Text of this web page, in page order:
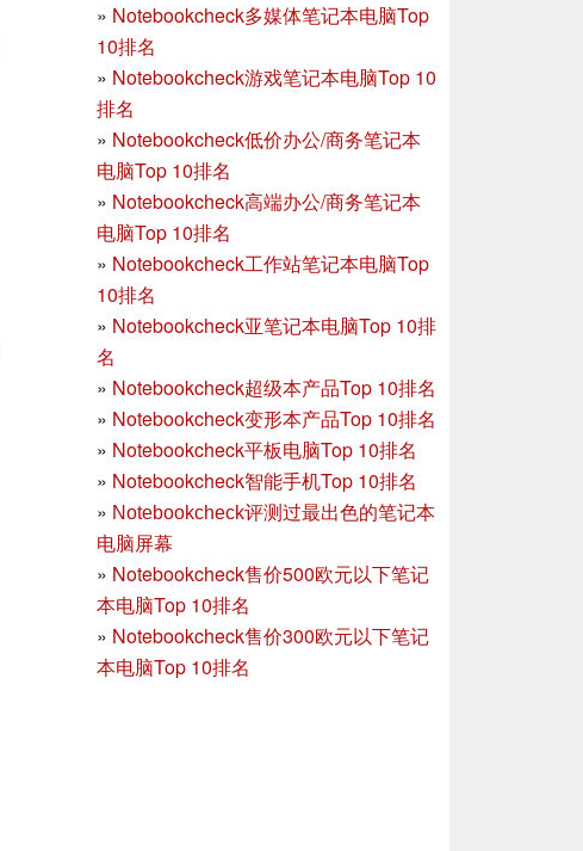
» Notebookcheck多媒体笔记本电脑Top
10排名
» Notebookcheck游戏笔记本电脑Top 10
排名
» Notebookcheck低价办公/商务笔记本
电脑Top 10排名
» Notebookcheck高端办公/商务笔记本
电脑Top 10排名
» Notebookcheck工作站笔记本电脑Top
10排名
» Notebookcheck亚笔记本电脑Top 10排
名
» Notebookcheck超级本产品Top 10排名
» Notebookcheck变形本产品Top 10排名
» Notebookcheck平板电脑Top 10排名
» Notebookcheck智能手机Top 10排名
» Notebookcheck评测过最出色的笔记本
电脑屏幕
» Notebookcheck售价500欧元以下笔记
本电脑Top 10排名
» Notebookcheck售价300欧元以下笔记
本电脑Top 10排名